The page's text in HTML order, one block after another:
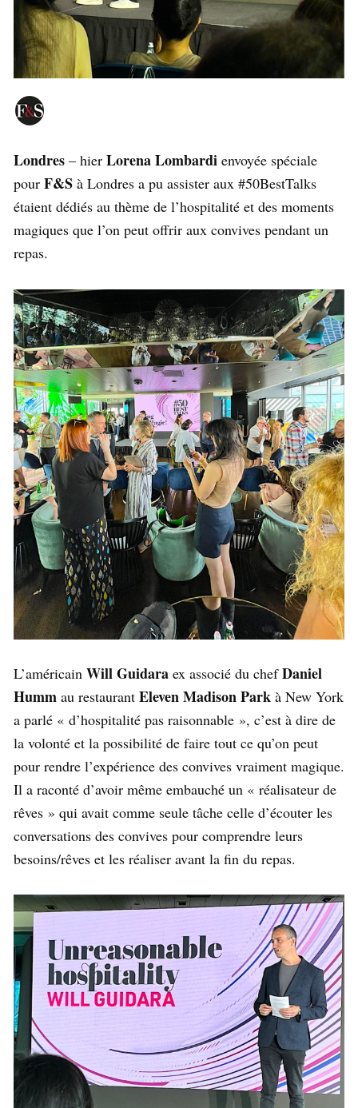
Londres – hier Lorena Lombardi envoyée spéciale
pour F&S à Londres a pu assister aux #50BestTalks
étaient dédiés au thème de l’hospitalité et des moments
magiques que l’on peut offrir aux convives pendant un
repas.
L’américain Will Guidara ex associé du chefDaniel
Humm au restaurant Eleven Madison Park à New York
a parlé « d’hospitalité pas raisonnable », c’est à dire de
la volonté et la possibilité de faire tout ce qu’on peut
pour rendre l’expérience des convives vraiment magique.
Il a raconté d’avoir même embauché un « réalisateur de
rêves » qui avait comme seule tâche celle d’écouter les
conversations des convives pour comprendre leurs
besoins/rêves et les réaliser avant la fin du repas.